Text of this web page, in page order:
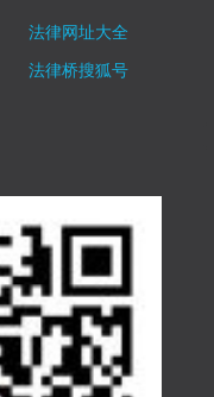
法律网址大全
法律桥搜狐号